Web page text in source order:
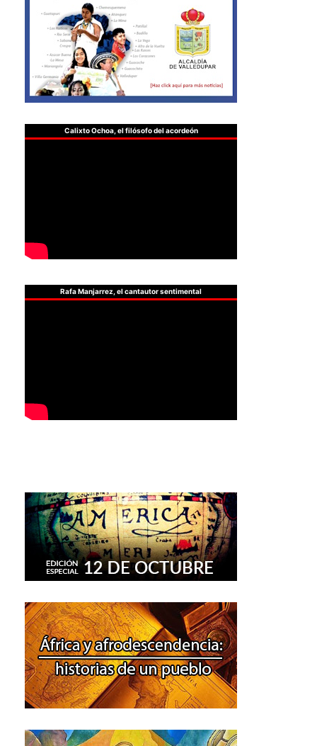
Calixto Ochoa, el filósofo del acordeón
Rafa Manjarrez, el cantautor sentimental